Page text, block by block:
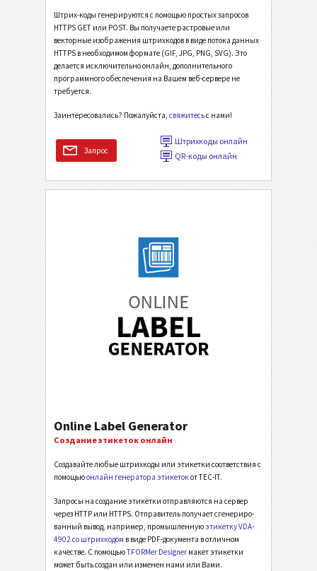
Штрих-коды генерируются с помощью простых запросов
HTTPS GET или POST. Вы получаете растровые или
векторные изображения штрихкодов в виде потока данных
HTTPS в необхо­ди­мом формате (GIF, JPG, PNG, SVG). Это
делается исключительно онлайн, дополни­тельного
программного обеспечения на Вашем веб-сервере не
требуется.
Заинтересовались? Пожалуйста, свяжитесьс нами!
Запрос
Штрихкоды онлайн
QR-коды онлайн
Online Label Generator
Создание этикеток онлайн
Создавайте любые штрихкоды или этикетки соответствия с
помощьюонлайн генератора этикетокот TEC-IT.
Запросы на создание этикетки отправляются на сервер
через HTTP или HTTPS. Отправитель получает сгене­ри­ро­
ванный вывод, например, промышленную этикетку VDA-
4902 со штрихкодом в виде PDF-документа в отлич­ном
качестве. С помощьюTFORMer Designer макет этикетки
может быть создан или изменен нами или Вами.